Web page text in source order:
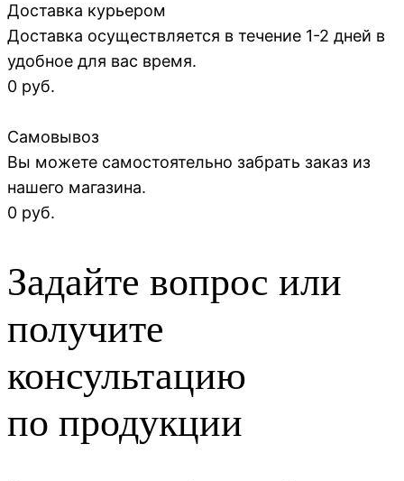
Доставка курьером
Доставка осуществляется в течение 1-2 дней в
удобное для вас время.
0 руб.
Самовывоз
Вы можете самостоятельно забрать заказ из
нашего магазина.
0 руб.
Задайте вопрос или
получите
консультацию
по продукции